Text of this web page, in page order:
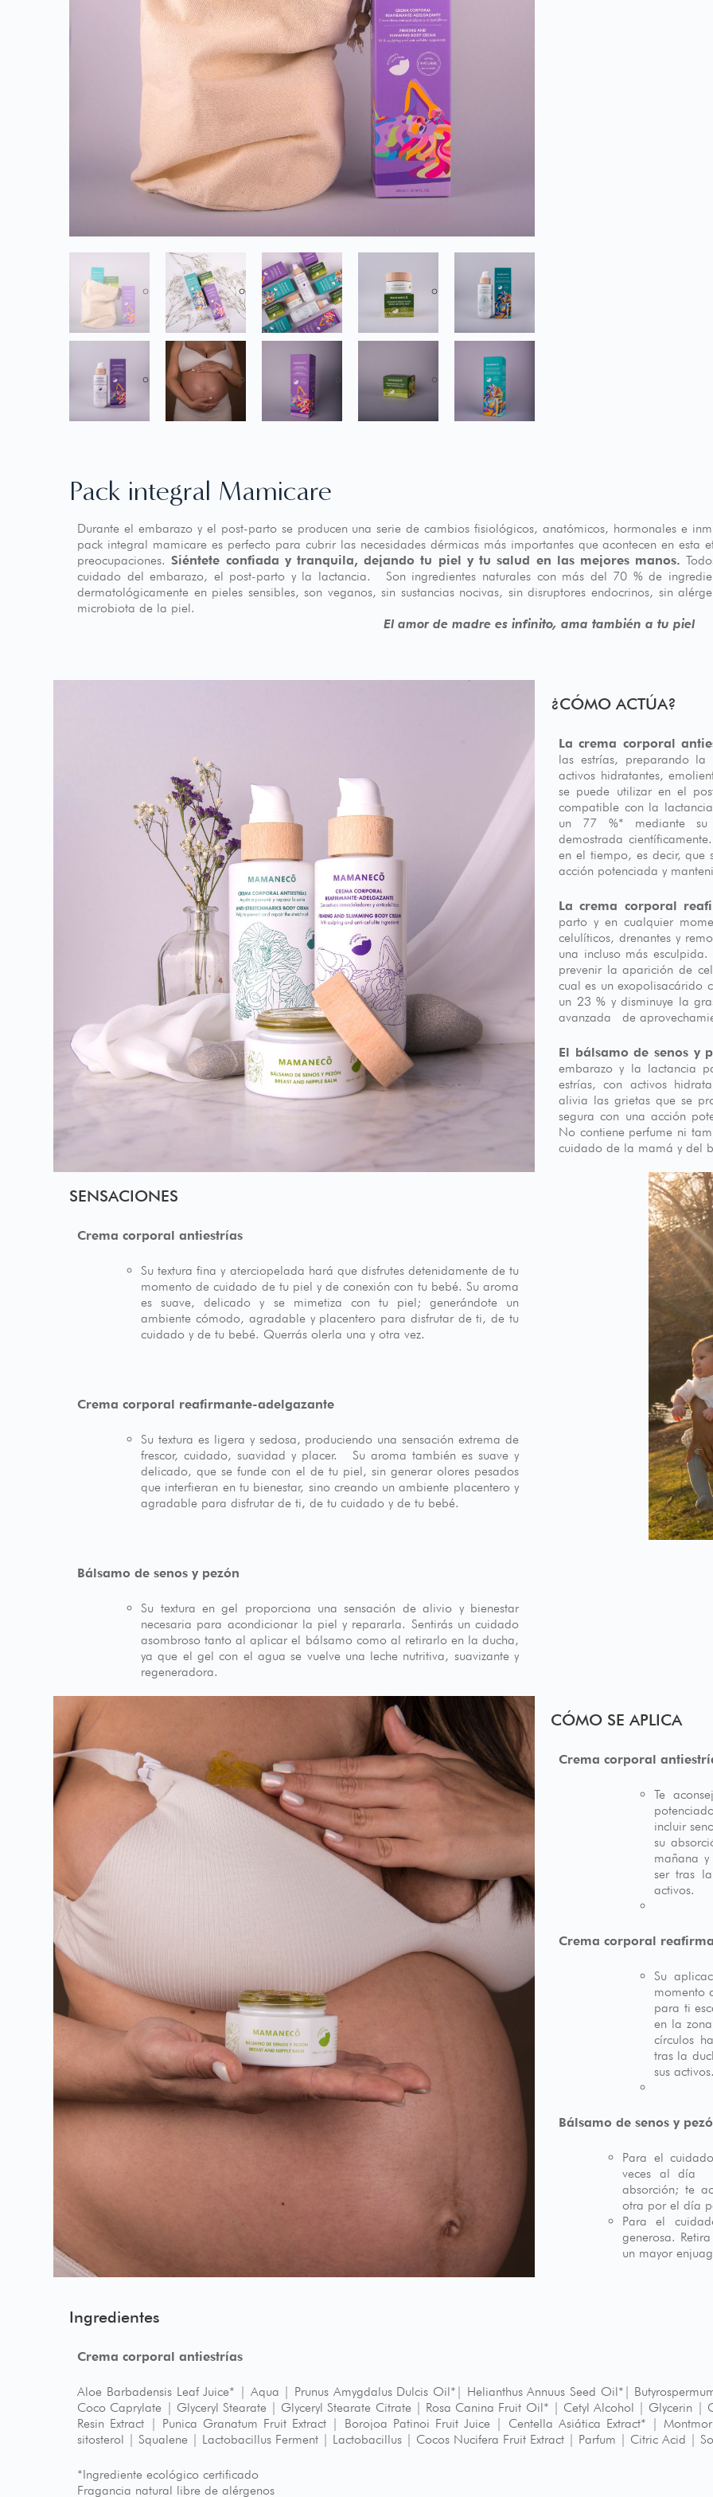
Pack integral Mamicare
Durante el embarazo y el post-parto se producen una serie de cambios fisiológicos, anatómicos, hormonales e
pack integral mamicare es perfecto para cubrir las necesidades dérmicas más importantes que acontecen en
preocupaciones.Siéntete confiada y tranquila, dejando tu piel y tu salud en las mejores manos.
cuidado del embarazo, el post-parto y la lactancia. Son ingredientes naturales con más del 70 % de
dermatológicamente en pieles sensibles, son veganos, sin sustancias nocivas, sin disruptores endocrinos, sin
microbiota de la piel.
El amor de madre es infinito, ama también a tu piel
¿CÓMO ACTÚA?
La crema corporal
las estrías, preparando
activos hidratantes,
se puede utilizar en el
compatible con la
un 77 %* mediante su
demostrada
en el tiempo, es decir, que
acción potenciada y
La crema corporal
parto y en cualquier
celulíticos, drenantes y
una incluso más
prevenir la aparición de
cual es un exopolisacárido
un 23 % y disminuye la
avanzada de
El bálsamo de senos y
embarazo y la lactancia
estrías, con activos
alivia las grietas que se
segura con una acción
No contiene perfume ni
cuidado de la mamá y del
SENSACIONES
Crema corporal antiestrías
Su textura fina y aterciopelada hará que disfrutes detenidamente de tu
momento de cuidado de tu piel y de conexión con tu bebé. Su aroma
es suave, delicado y se mimetiza con tu piel; generándote un
ambiente cómodo, agradable y placentero para disfrutar de ti, de tu
cuidado y de tu bebé. Querrás olerla una y otra vez.
Crema corporal reafirmante-adelgazante
Su textura es ligera y sedosa, produciendo una sensación extrema de
frescor, cuidado, suavidad y placer. Su aroma también es suave y
delicado, que se funde con el de tu piel, sin generar olores pesados
que interfieran en tu bienestar, sino creando un ambiente placentero y
agradable para disfrutar de ti, de tu cuidado y de tu bebé.
Bálsamo de senos y pezón
Su textura en gel proporciona una sensación de alivio y bienestar
necesaria para acondicionar la piel y repararla. Sentirás un cuidado
asombroso tanto al aplicar el bálsamo como al retirarlo en la ducha,
ya que el gel con el agua se vuelve una leche nutritiva, suavizante y
regeneradora.
CÓMO SE APLICA
Crema corporal
Te
incluir
su
mañana
ser tras
activos.
Crema corporal
Su
momento
para ti
en la
círculos
tras la
sus
Bálsamo de senos y
Para el
veces al día
absorción; te
otra por el día
Para el
generosa.
un mayor
Ingredientes
Crema corporal antiestrías
Aloe Barbadensis Leaf Juice* | Aqua | Prunus Amygdalus Dulcis Oil*| Helianthus Annuus Seed Oil*|
Coco Caprylate | Glyceryl Stearate | Glyceryl Stearate Citrate | Rosa Canina Fruit Oil* | Cetyl Alcohol | Glycerin |
Resin Extract | Punica Granatum Fruit Extract | Borojoa Patinoi Fruit Juice | Centella Asiática Extract* |
sitosterol | Squalene | Lactobacillus Ferment | Lactobacillus | Cocos Nucifera Fruit Extract | Parfum | Citric Acid |
*Ingrediente ecológico certificado
Fragancia natural libre de alérgenos